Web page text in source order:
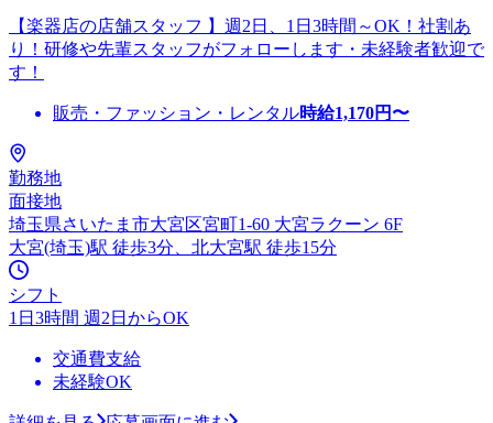
【楽器店の店舗スタッフ 】週2日、1日3時間～OK！社割あ
り！研修や先輩スタッフがフォローします・未経験者歓迎で
す！
販売・ファッション・レンタル時給1,170円〜
勤務地
面接地
埼玉県さいたま市大宮区宮町1-60 大宮ラクーン 6F
大宮(埼玉)駅 徒歩3分、北大宮駅 徒歩15分
シフト
1日3時間 週2日からOK
交通費支給
未経験OK